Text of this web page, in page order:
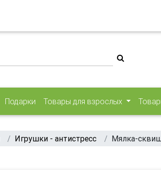
Подарки Товары для взрослых
Игрушки - антистресс Мялка-